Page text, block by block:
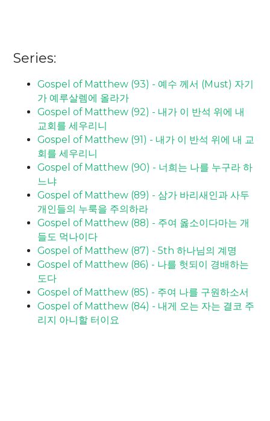
Series:
Gospel of Matthew (93) - 예수 께서 (Must) 자기
가 예루살렘에 올라가
Gospel of Matthew (92) - 내가 이 반석 위에 내
교회를 세우리니
Gospel of Matthew (91) - 내가 이 반석 위에 내 교
회를 세우리니
Gospel of Matthew (90) - 너희는 나를 누구라 하
느냐
Gospel of Matthew (89) - 삼가 바리새인과 사두
개인들의 누룩을 주의하라
Gospel of Matthew (88) - 주여 옳소이다마는 개
들도 먹나이다
Gospel of Matthew (87) - 5th 하나님의 계명
Gospel of Matthew (86) - 나를 헛되이 경배하는
도다
Gospel of Matthew (85) - 주여 나를 구원하소서
Gospel of Matthew (84) - 내게 오는 자는 결코 주
리지 아니할 터이요